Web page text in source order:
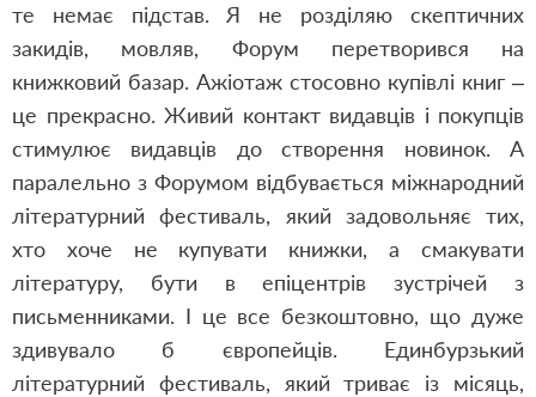
те немає підстав. Я не розділяю скептичних
закидів, мовляв, Форум перетворився на
книжковий базар. Ажіотаж стосовно купівлі книг –
це прекрасно. Живий контакт видавців і покупців
стимулює видавців до створення новинок. А
паралельно з Форумом відбувається міжнародний
літературний фестиваль, який задовольняє тих,
хто хоче не купувати книжки, а смакувати
літературу, бути в епіцентрів зустрічей з
письменниками. І це все безкоштовно, що дуже
здивувало б європейців. Единбурзький
літературний фестиваль, який триває із місяць,